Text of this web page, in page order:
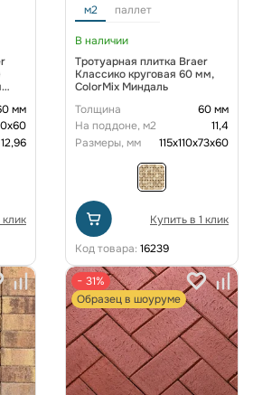
мм
12,96
клик
м2 паллет
В наличии
Тротуарная плитка Braer
Классико круговая 60 мм,
ColorMix Миндаль
Толщина
60 мм
На поддоне, м2
11,4
Размеры, мм
115х110х73х60
Купить в 1 клик
Код товара: 16239
− 31%
Образец в шоуруме